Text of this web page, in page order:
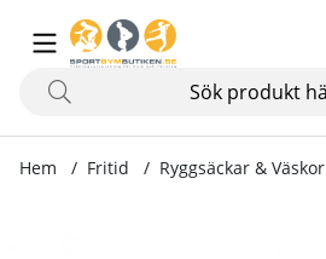
Hem Fritid Ryggsäckar & Väskor